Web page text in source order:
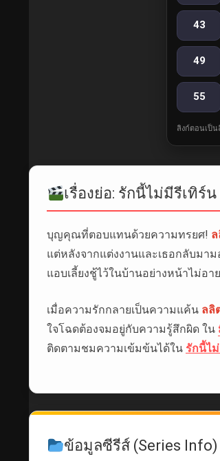
43
49
55
ลิงก์ตอนเป็
เรื่องย่อ: รักนี้ไม่มีรีเทิร์
บุญคุณที่ตอบแทนด้วยความทรยศ!
แต่หลังจากแต่งงานและเธอกลับมา
แอบเลี้ยงชู้ไว้ในบ้านอย่างหน้าไม่อาย
เมื่อความรักกลายเป็นความแค้น ลลิ
ใจโฉดต้องจมอยู่กับความรู้สึกผิด ใน
ติดตามชมความเข้มข้นได้ใน รักนี้ไ
ข้อมูลซีรีส์ (Series Info)